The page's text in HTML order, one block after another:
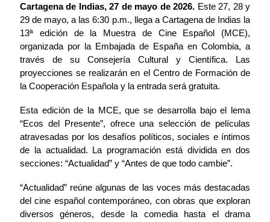
Contenido de la noticia
Cartagena de Indias, 27 de mayo de 2026. Este 27, 28 y
29 de mayo, a las 6:30 p.m., llega a Cartagena de Indias la
13ª edición de la Muestra de Cine Español (MCE),
organizada por la Embajada de España en Colombia, a
través de su Consejería Cultural y Científica. Las
proyecciones se realizarán en el Centro de Formación de
la Cooperación Española y la entrada será gratuita.
Esta edición de la MCE, que se desarrolla bajo el lema
“Ecos del Presente”, ofrece una selección de películas
atravesadas por los desafíos políticos, sociales e íntimos
de la actualidad. La programación está dividida en dos
secciones: “Actualidad” y “Antes de que todo cambie”.
“Actualidad” reúne algunas de las voces más destacadas
del cine español contemporáneo, con obras que exploran
diversos géneros, desde la comedia hasta el drama